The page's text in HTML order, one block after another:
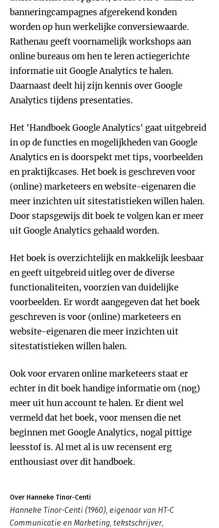
banneringcampagnes afgerekend konden
worden op hun werkelijke conversiewaarde.
Rathenau geeft voornamelijk workshops aan
online bureaus om hen te leren actiegerichte
informatie uit Google Analytics te halen.
Daarnaast deelt hij zijn kennis over Google
Analytics tijdens presentaties.
Het 'Handboek Google Analytics' gaat uitgebreid
in op de functies en mogelijkheden van Google
Analytics en is doorspekt met tips, voorbeelden
en praktijkcases. Het boek is geschreven voor
(online) marketeers en website-eigenaren die
meer inzichten uit sitestatistieken willen halen.
Door stapsgewijs dit boek te volgen kan er meer
uit Google Analytics gehaald worden.
Het boek is overzichtelijk en makkelijk leesbaar
en geeft uitgebreid uitleg over de diverse
functionaliteiten, voorzien van duidelijke
voorbeelden. Er wordt aangegeven dat het boek
geschreven is voor (online) marketeers en
website-eigenaren die meer inzichten uit
sitestatistieken willen halen.
Ook voor ervaren online marketeers staat er
echter in dit boek handige informatie om (nog)
meer uit hun account te halen. Er dient wel
vermeld dat het boek, voor mensen die net
beginnen met Google Analytics, nogal pittige
leesstof is. Al met al is uw recensent erg
enthousiast over dit handboek.
Over Hanneke Tinor-Centi
Hanneke Tinor-Centi (1960), eigenaar van HT-C
Communicatie en Marketing, tekstschrijver,